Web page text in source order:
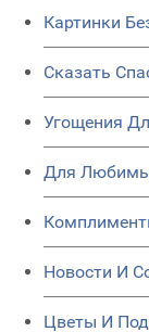
Картинки
Сказать
Угощения
Для
Новости И
Цветы И